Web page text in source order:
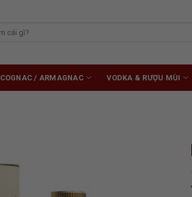
COGNAC / ARMAGNAC VODKA & RƯỢU MÙI